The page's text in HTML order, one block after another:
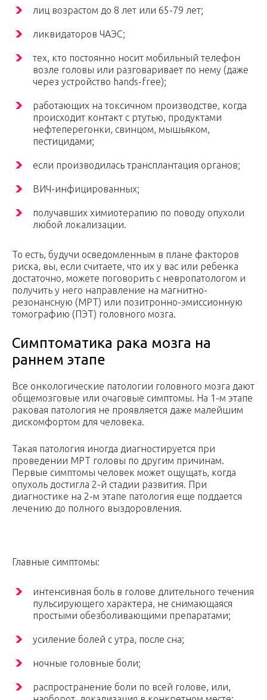
лиц возрастом до 8 лет или 65-79 лет;
ликвидаторов ЧАЭС;
тех, кто постоянно носит мобильный телефон
возле головы или разговаривает по нему (даже
через устройство hands-free);
работающих на токсичном производстве, когда
происходит контакт с ртутью, продуктами
нефтеперегонки, свинцом, мышьяком,
пестицидами;
если производилась трансплантация органов;
ВИЧ-инфицированных;
получавших химиотерапию по поводу опухоли
любой локализации.
То есть, будучи осведомленным в плане факторов
риска, вы, если считаете, что их у вас или ребенка
достаточно, можете поговорить с невропатологом и
получить у него направление на магнитно-
резонансную (МРТ) или позитронно-эмиссионную
томографию (ПЭТ) головного мозга.
Симптоматика рака мозга на
раннем этапе
Все онкологические патологии головного мозга дают
общемозговые или очаговые симптомы. На 1-м этапе
раковая патология не проявляется даже малейшим
дискомфортом для человека.
Такая патология иногда диагностируется при
проведении МРТ головы по другим причинам.
Первые симптомы человек может ощущать, когда
опухоль достигла 2-й стадии развития. При
диагностике на 2-м этапе патология еще поддается
лечению до полного выздоровления.
Главные симптомы:
интенсивная боль в голове длительного течения
пульсирующего характера, не снимающаяся
простыми обезболивающими препаратами;
усиление болей с утра, после сна;
ночные головные боли;
распространение боли по всей голове, или,